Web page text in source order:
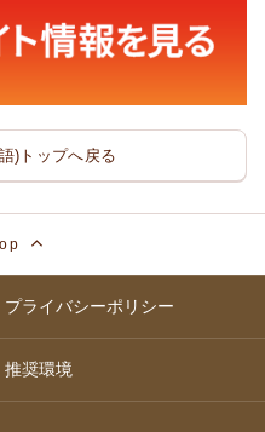
)トップへ戻る
プライバシーポリシー
推奨環境